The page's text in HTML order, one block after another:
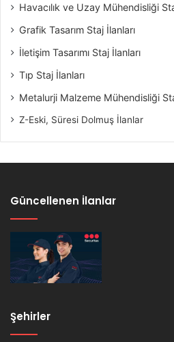
Havacılık ve Uzay Mühendisliği
Grafik Tasarım Staj İlanları
İletişim Tasarımı Staj İlanları
Tıp Staj İlanları
Metalurji Malzeme Mühendisliği
Z-Eski, Süresi Dolmuş İlanlar
Güncellenen İlanlar
Şehirler